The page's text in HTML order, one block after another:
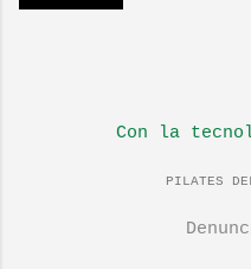
Con la
PILATES